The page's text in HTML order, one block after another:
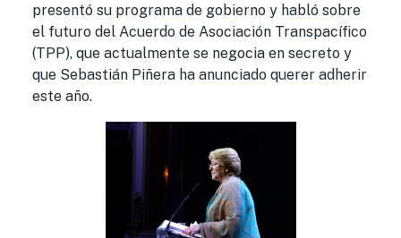
presentó su programa de gobierno y habló sobre
el futuro del Acuerdo de Asociación Transpacífico
(TPP), que actualmente se negocia en secreto y
que Sebastián Piñera ha anunciado querer adherir
este año.